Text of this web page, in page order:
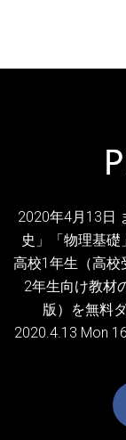
2020年4月13日
史」「物理基礎
高校1年生（高校
2年生向け教材
版）を無料
2020.4.13 Mon